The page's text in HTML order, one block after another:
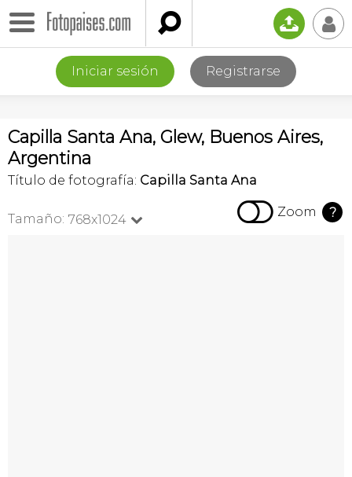
 📤 👤
Iniciar sesión Registrarse
Capilla Santa Ana, Glew, Buenos Aires,
Argentina
Título de fotografía: Capilla Santa Ana
Tamaño: 768x1024   Zoom ?